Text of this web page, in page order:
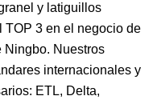
y latiguillos
TOP 3 en el negocio de
Ningbo. Nuestros
internacionales y
ETL, Delta,